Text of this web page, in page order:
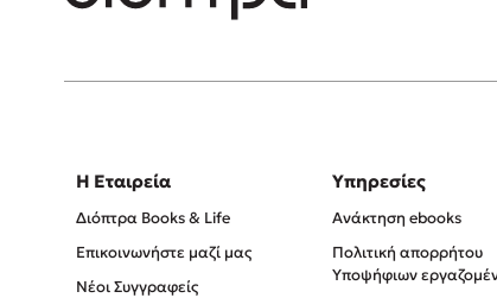
Η Εταιρεία
Διόπτρα Books & Life
Επικοινωνήστε μαζί μας
Νέοι Συγγραφείς
Υπηρεσίες
Ανάκτηση ebooks
Πολιτική απορρήτου
Υποψήφιων